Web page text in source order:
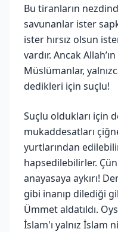
Bu tiranların
savunanlar ister
ister hırsız olsun
vardır. Ancak
Müslümanlar,
dedikleri için suçlu!
Suçlu oldukları için
mukaddesatları
yurtlarından
hapsedilebilirler.
anayasaya aykırı!
gibi inanıp dilediği
Ümmet aldatıldı.
İslam'ı yalnız İslam